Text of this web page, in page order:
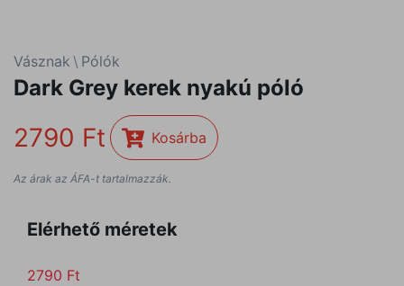
Vásznak \ Pólók
Dark Grey kerek nyakú póló
2790 Kosárba
Az árak az ÁFA-t tartalmazzák.
Elérhető méretek
2790 Ft